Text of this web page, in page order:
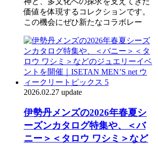
価値を体現するコレクションです。
この機会にぜひ新たなコラボレー
2026.02.27 update
伊勢丹メンズの2026年春夏シ
ーズンカタログ特集や、＜バ
ニー＞＜タロウ ワシミ＞など